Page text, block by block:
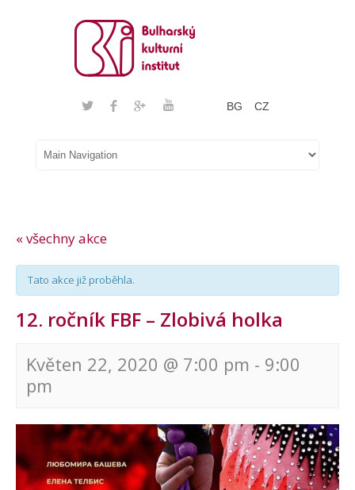
BG CZ
« všechny akce
Tato akce již proběhla.
12. ročník FBF – Zlobivá holka
Květen 22, 2020 @ 7:00 pm - 9:00
pm
Navigace
pro
akce